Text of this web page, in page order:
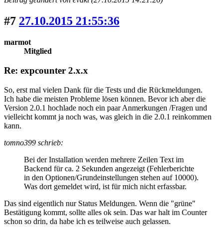
#7 27.10.2015 21:55:36
marmot
Mitglied
Re: expcounter 2.x.x
So, erst mal vielen Dank für die Tests und die Rückmeldungen.
Ich habe die meisten Probleme lösen können. Bevor ich aber die
Version 2.0.1 hochlade noch ein paar Anmerkungen /Fragen und
vielleicht kommt ja noch was, was gleich in die 2.0.1 reinkommen
kann.
tomno399 schrieb:
Bei der Installation werden mehrere Zeilen Text im
Backend für ca. 2 Sekunden angezeigt (Fehlerberichte
in den Optionen/Grundeinstellungen stehen auf 10000).
Was dort gemeldet wird, ist für mich nicht erfassbar.
Das sind eigentlich nur Status Meldungen. Wenn die "grüne"
Bestätigung kommt, sollte alles ok sein. Das war halt im Counter
schon so drin, da habe ich es teilweise auch gelassen.